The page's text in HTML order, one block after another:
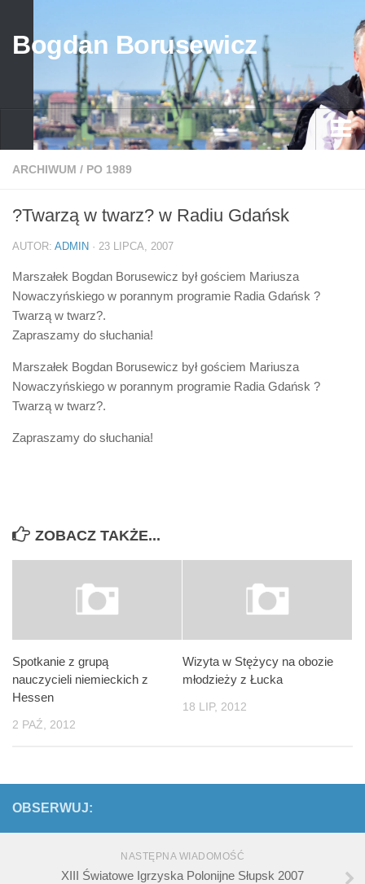
Bogdan Borusewicz
Aktualności
przed 1989
po 1989
Media
Galeria
Życiorys
Biuro Senatorskie
Polecane
ARCHIWUM / PO 1989
?Twarzą w twarz? w Radiu Gdańsk
AUTOR: ADMIN · 23 LIPCA, 2007
Marszałek Bogdan Borusewicz był gościem Mariusza
Nowaczyńskiego w porannym programie Radia Gdańsk ?
Twarzą w twarz?.
Zapraszamy do słuchania!
Marszałek Bogdan Borusewicz był gościem Mariusza
Nowaczyńskiego w porannym programie Radia Gdańsk ?
Twarzą w twarz?.
Zapraszamy do słuchania!
ZOBACZ TAKŻE...
Spotkanie z grupą
nauczycieli niemieckich z
Hessen
2 PAŹ, 2012
Wizyta w Stężycy na obozie
młodzieży z Łucka
18 LIP, 2012
OBSERWUJ:
NASTĘPNA WIADOMOŚĆ
XIII Światowe Igrzyska Polonijne Słupsk 2007